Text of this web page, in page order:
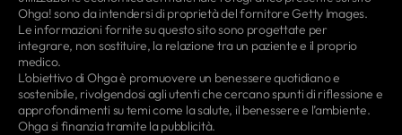
Ohga! sono da intendersi di proprietà del fornitore Getty Images.
Le informazioni fornite su questo sito sono progettate per
integrare, non sostituire, la relazione tra un paziente e il proprio
medico.
L’obiettivo di Ohga è promuovere un benessere quotidiano e
sostenibile, rivolgendosi agli utenti che cercano spunti di riflessione e
approfondimenti su temi come la salute, il benessere e l’ambiente.
Ohga si finanzia tramite la pubblicità.